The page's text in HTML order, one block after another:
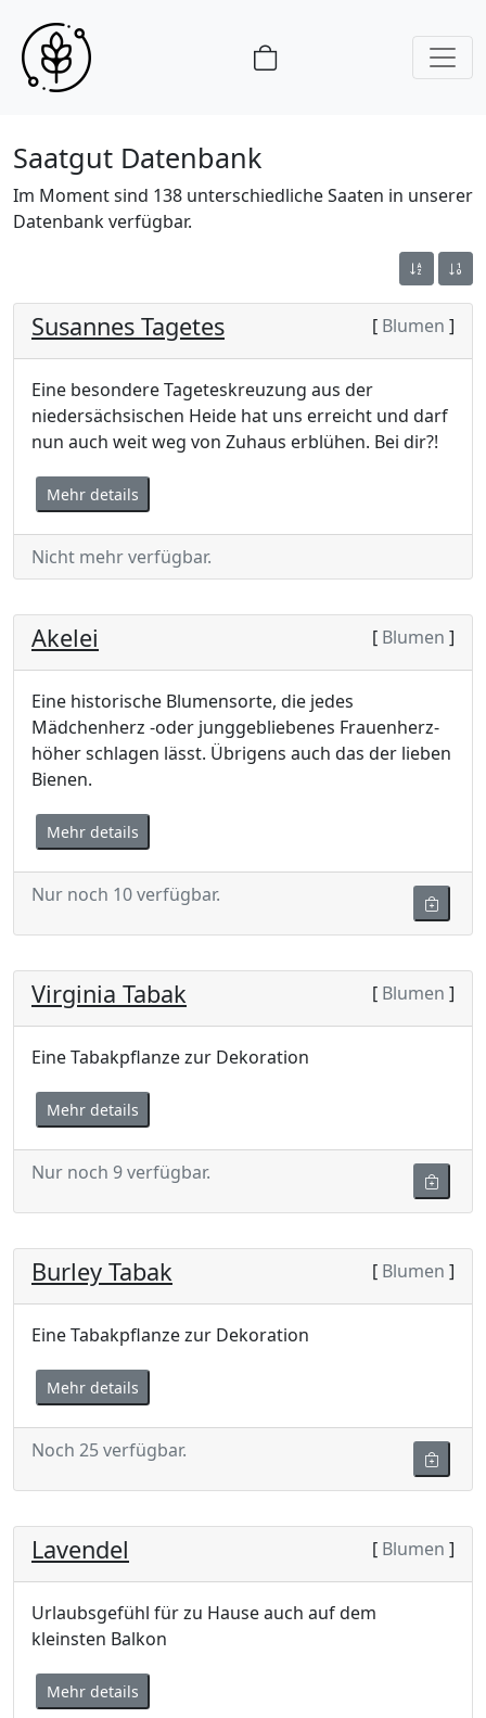
Saatgut Datenbank
Im Moment sind 138 unterschiedliche Saaten in unserer
Datenbank verfügbar.
Susannes Tagetes [ Blumen ]
Eine besondere Tageteskreuzung aus der
niedersächsischen Heide hat uns erreicht und darf
nun auch weit weg von Zuhaus erblühen. Bei dir?!
Mehr details
Nicht mehr verfügbar.
Akelei [ Blumen ]
Eine historische Blumensorte, die jedes
Mädchenherz -oder junggebliebenes Frauenherz-
höher schlagen lässt. Übrigens auch das der lieben
Bienen.
Mehr details
Nur noch 10 verfügbar.
Virginia Tabak [ Blumen ]
Eine Tabakpflanze zur Dekoration
Mehr details
Nur noch 9 verfügbar.
Burley Tabak [ Blumen ]
Eine Tabakpflanze zur Dekoration
Mehr details
Noch 25 verfügbar.
Lavendel [ Blumen ]
Urlaubsgefühl für zu Hause auch auf dem
kleinsten Balkon
Mehr details